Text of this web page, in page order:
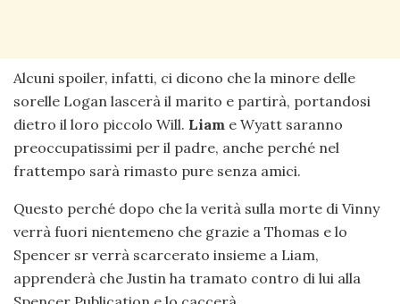
Alcuni spoiler, infatti, ci dicono che la minore delle
sorelle Logan lascerà il marito e partirà, portandosi
dietro il loro piccolo Will. Liam e Wyatt saranno
preoccupatissimi per il padre, anche perché nel
frattempo sarà rimasto pure senza amici.
Questo perché dopo che la verità sulla morte di Vinny
verrà fuori nientemeno che grazie a Thomas e lo
Spencer sr verrà scarcerato insieme a Liam,
apprenderà che Justin ha tramato contro di lui alla